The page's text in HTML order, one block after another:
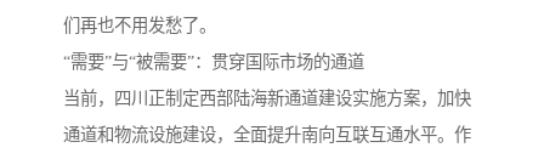
们再也不用发愁了。
“需要”与“被需要”：贯穿国际市场的通道
当前，四川正制定西部陆海新通道建设实施方案，加快
通道和物流设施建设，全面提升南向互联互通水平。作